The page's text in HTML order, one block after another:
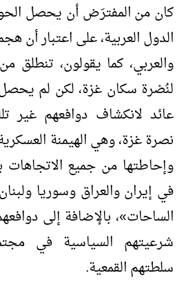
كان من المفترَض أن يحصل
الدول العربية، على اعتبار أن
والعربي، كما يقولون، تنطلق
لنُصْرة سكان غزة، لكن لم
عائد لانكشاف دوافعهم غير
نصرة غزة، وهي الهيمنة
وإحاطتها من جميع الاتجاهات
في إيران والعراق وسوريا
الساحات»، بالإضافة إلى
شرعيتهم السياسية في
سلطتهم القمعية.